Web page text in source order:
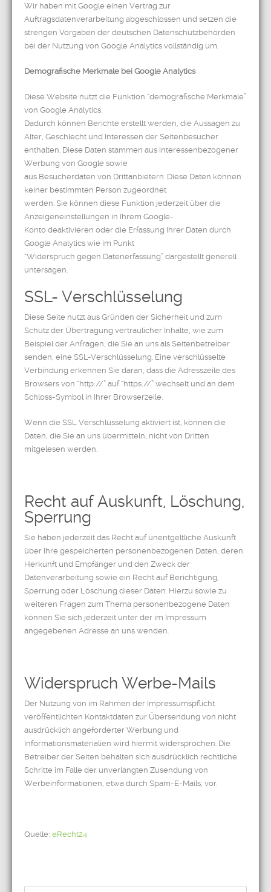
Wir haben mit Google einen Vertrag zur
Auftragsdatenverarbeitung abgeschlossen und setzen die
strengen Vorgaben der deutschen Datenschutzbehörden
bei der Nutzung von Google Analytics vollständig um.
Demografische Merkmale bei Google Analytics
Diese Website nutzt die Funktion “demografische Merkmale”
von Google Analytics.
Dadurch können Berichte erstellt werden, die Aussagen zu
Alter, Geschlecht und Interessen der Seitenbesucher
enthalten. Diese Daten stammen aus interessenbezogener
Werbung von Google sowie
aus Besucherdaten von Drittanbietern. Diese Daten können
keiner bestimmten Person zugeordnet
werden. Sie können diese Funktion jederzeit über die
Anzeigeneinstellungen in Ihrem Google-
Konto deaktivieren oder die Erfassung Ihrer Daten durch
Google Analytics wie im Punkt
“Widerspruch gegen Datenerfassung” dargestellt generell
untersagen.
SSL- Verschlüsselung
Diese Seite nutzt aus Gründen der Sicherheit und zum
Schutz der Übertragung vertraulicher Inhalte, wie zum
Beispiel der Anfragen, die Sie an uns als Seitenbetreiber
senden, eine SSL-Verschlüsselung. Eine verschlüsselte
Verbindung erkennen Sie daran, dass die Adresszeile des
Browsers von “http://” auf “https://” wechselt und an dem
Schloss-Symbol in Ihrer Browserzeile.
Wenn die SSL Verschlüsselung aktiviert ist, können die
Daten, die Sie an uns übermitteln, nicht von Dritten
mitgelesen werden.
Recht auf Auskunft, Löschung,
Sperrung
Sie haben jederzeit das Recht auf unentgeltliche Auskunft
über Ihre gespeicherten personenbezogenen Daten, deren
Herkunft und Empfänger und den Zweck der
Datenverarbeitung sowie ein Recht auf Berichtigung,
Sperrung oder Löschung dieser Daten. Hierzu sowie zu
weiteren Fragen zum Thema personenbezogene Daten
können Sie sich jederzeit unter der im Impressum
angegebenen Adresse an uns wenden.
Widerspruch Werbe-Mails
Der Nutzung von im Rahmen der Impressumspflicht
veröffentlichten Kontaktdaten zur Übersendung von nicht
ausdrücklich angeforderter Werbung und
Informationsmaterialien wird hiermit widersprochen. Die
Betreiber der Seiten behalten sich ausdrücklich rechtliche
Schritte im Falle der unverlangten Zusendung von
Werbeinformationen, etwa durch Spam-E-Mails, vor.
Quelle: eRecht24